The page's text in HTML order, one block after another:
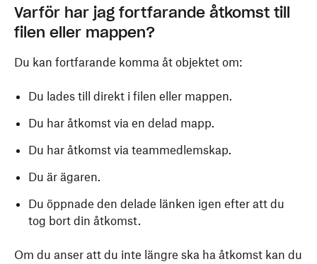
Varför har jag fortfarande åtkomst till
filen eller mappen?
Du kan fortfarande komma åt objektet om:
Du lades till direkt i filen eller mappen.
Du har åtkomst via en delad mapp.
Du har åtkomst via teammedlemskap.
Du är ägaren.
Du öppnade den delade länken igen efter att du
tog bort din åtkomst.
Om du anser att du inte längre ska ha åtkomst kan du